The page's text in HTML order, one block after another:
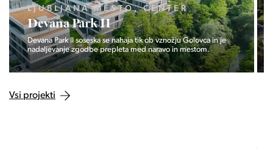
LJUBLJANA MESTO, ŠIŠKA, KOSEZE
Pod hribom
Projekt Pod hribom se je pričela gradnja eni izmed najbolj
zaželeni lokaciji v Ljubljani.
Vsi projekti